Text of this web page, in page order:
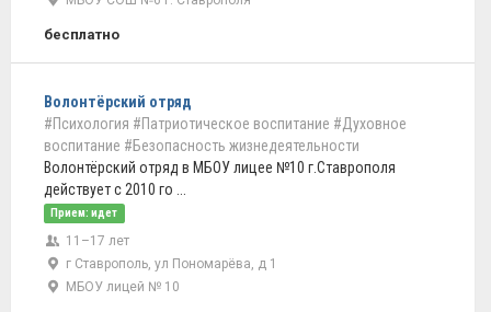
бесплатно
Волонтёрский отряд
#Психология #Патриотическое воспитание #Духовное
воспитание #Безопасность жизнедеятельности
Волонтёрский отряд в МБОУ лицее №10 г.Ставрополя
действует с 2010 го ...
Прием: идет
11–17 лет
г Ставрополь, ул Пономарёва, д 1
МБОУ лицей № 10